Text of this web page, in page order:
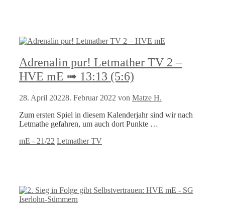
Adrenalin pur! Letmather TV 2 –
HVE mE ➟ 13:13 (5:6)
28. April 20228. Februar 2022 von Matze H.
Zum ersten Spiel in diesem Kalenderjahr sind wir nach
Letmathe gefahren, um auch dort Punkte …
Kategorien
mE - 21/22 Schlagwörter
Letmather TV